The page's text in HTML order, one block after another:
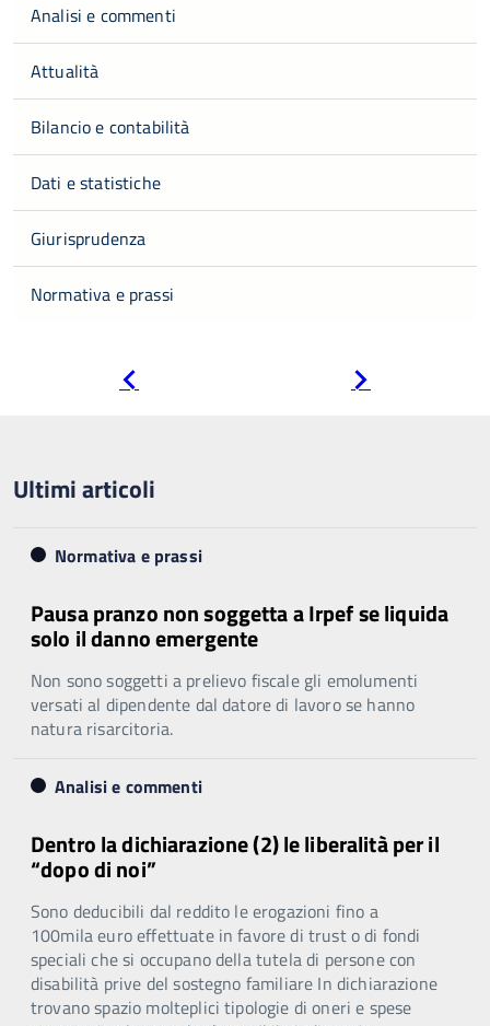
Analisi e commenti
Attualità
Bilancio e contabilità
Dati e statistiche
Giurisprudenza
Normativa e prassi
Ultimi articoli
Normativa e prassi
Pausa pranzo non soggetta a Irpef se liquida
solo il danno emergente
Non sono soggetti a prelievo fiscale gli emolumenti
versati al dipendente dal datore di lavoro se hanno
natura risarcitoria.
Analisi e commenti
Dentro la dichiarazione (2) le liberalità per il
“dopo di noi”
Sono deducibili dal reddito le erogazioni fino a
100mila euro effettuate in favore di trust o di fondi
speciali che si occupano della tutela di persone con
disabilità prive del sostegno familiare In dichiarazione
trovano spazio molteplici tipologie di oneri e spese